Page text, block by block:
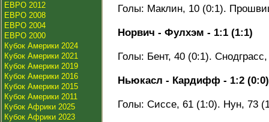
ЕВРО 2012
ЕВРО 2008
ЕВРО 2004
ЕВРО 2000
Кубок Америки 2024
Кубок Америки 2021
Кубок Америки 2019
Кубок Америки 2016
Кубок Америки 2015
Кубок Америки 2011
Кубок Африки 2025
Кубок Африки 2023
Голы: Маклин, 10 (0:1).
Норвич - Фулхэм - 1:1 (1:1)
Голы: Бент, 40 (0:1).
Ньюкасл - Кардифф - 1:2 (0:0)
Голы: Сиссе, 61 (1:0). Нун, 73